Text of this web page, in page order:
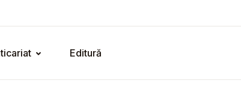
Editură